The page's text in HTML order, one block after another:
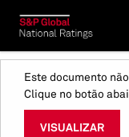
Este documento
Clique no botão
VISUALIZAR